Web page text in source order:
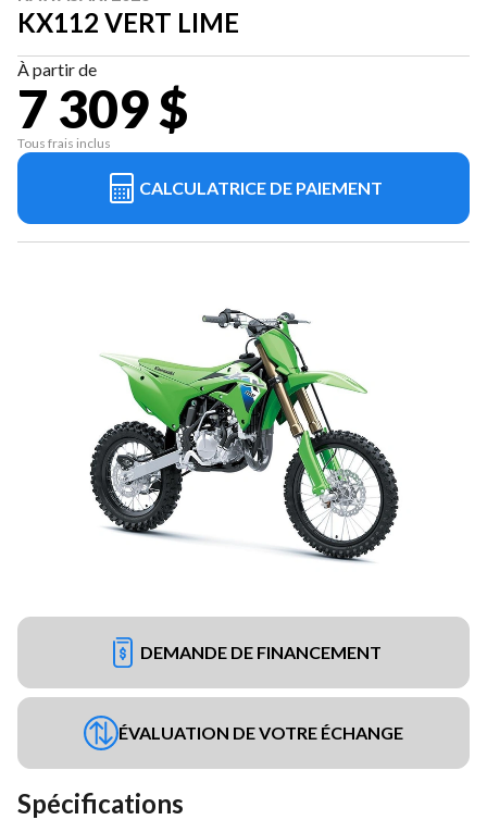
KX112 VERT LIME
À partir de
7 309 $
Tous frais inclus
CALCULATRICE DE PAIEMENT
DEMANDE DE FINANCEMENT
ÉVALUATION DE VOTRE ÉCHANGE
Spécifications